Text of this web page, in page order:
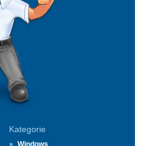
Kategorie
Windows